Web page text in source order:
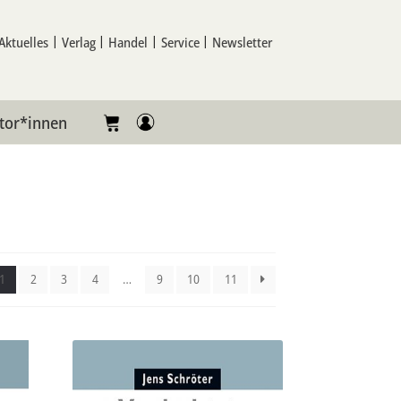
Verlag Handel Service Newsletter
1 2 3 4 … 9 10 11